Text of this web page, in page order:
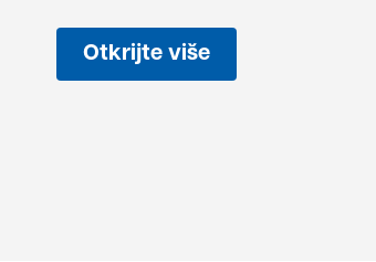
Otkrijte više